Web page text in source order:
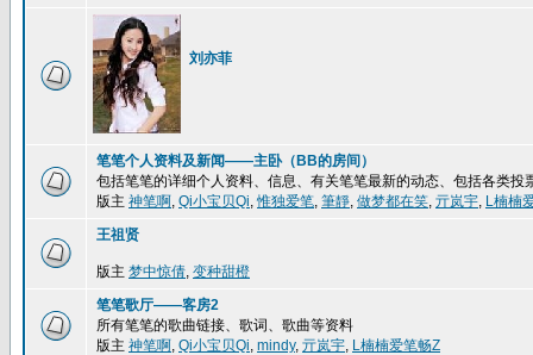
刘亦菲
笔笔个人资料及新闻——主卧（BB的房间）
包括笔笔的详细个人资料、信息、有关笔笔最新的动态、包括各类
版主 神笔啊, Qi小宝贝Qi,惟独爱笔, 筆靜, 做梦都在笑, 亓岚宇, L楠楠
王祖贤
版主 梦中惊倩, 变种甜橙
笔笔歌厅——客房2
所有笔笔的歌曲链接、歌词、歌曲等资料
版主 神笔啊, Qi小宝贝Qi, mindy, 亓岚宇, L楠楠爱笔畅Z